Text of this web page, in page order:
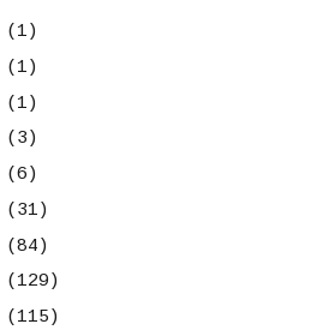
(1)
(1)
(1)
(3)
(6)
(31)
(84)
(129)
(115)